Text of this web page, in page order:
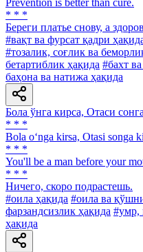
Prevention is better than cure.
* * *
Береги платье снову, а
#вақт ва фурсат қадри
#тозалик, соғлик ва
бетартиблик ҳақида #бахт
баҳона ва натижа ҳақида
Бола ўнга кирса, Отаси
* * *
Bola o‘nga kirsa, Otasi songa
* * *
You'll be a man before your
* * *
Ничего, скоро подрастешь.
#оила ҳақида #оила ва
фарзандсизлик ҳақида #умр,
ҳақида